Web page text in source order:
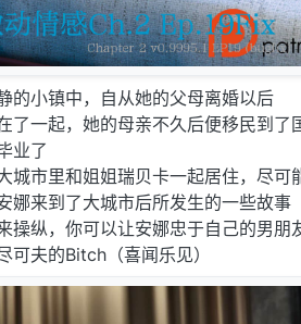
的小镇中，自从她的父母离婚以后
了一起，她的母亲不久后便移民到了
业了
城市里和姐姐瑞贝卡一起居住，尽可
娜来到了大城市后所发生的一些故事
操纵，你可以让安娜忠于自己的男朋
可夫的Bitch（喜闻乐见）